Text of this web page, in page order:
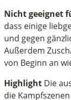
Nicht geeignet
dass einige
und gegen
Außerdem
von Beginn an
Highlight Die
die